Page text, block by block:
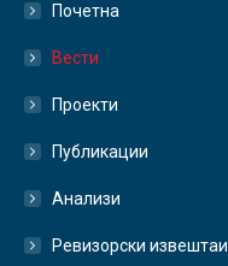
Почетна
Вести
Проекти
Публикации
Анализи
Ревизорски извештаи